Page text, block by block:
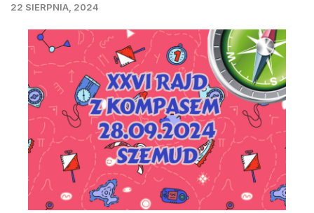
22 SIERPNIA, 2024